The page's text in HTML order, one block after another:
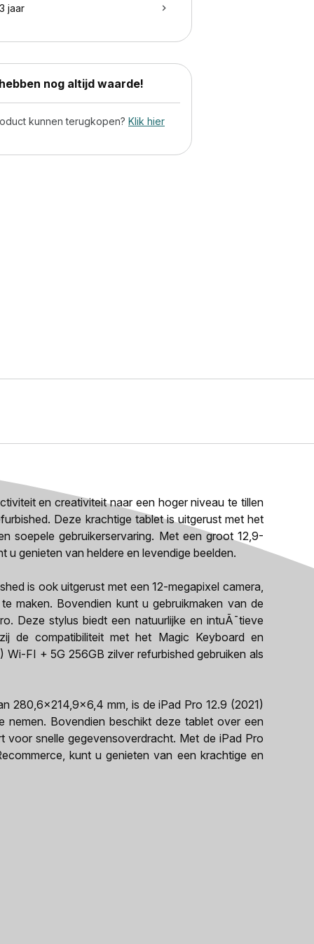
jaar
nog altijd waarde!
kunnen terugkopen? Klik hier
en creativiteit naar een hoger niveau te tillen
Deze krachtige tablet is uitgerust met het
soepele gebruikerservaring. Met een groot 12,9-
genieten van heldere en levendige beelden.
is ook uitgerust met een 12-megapixel camera,
maken. Bovendien kunt u gebruikmaken van de
Deze stylus biedt een natuurlijke en intuÃ¯tieve
de compatibiliteit met het Magic Keyboard en
FI + 5G 256GB zilver refurbished gebruiken als
280,6x214,9x6,4 mm, is de iPad Pro 12.9 (2021)
nemen. Bovendien beschikt deze tablet over een
voor snelle gegevensoverdracht. Met de iPad Pro
kunt u genieten van een krachtige en